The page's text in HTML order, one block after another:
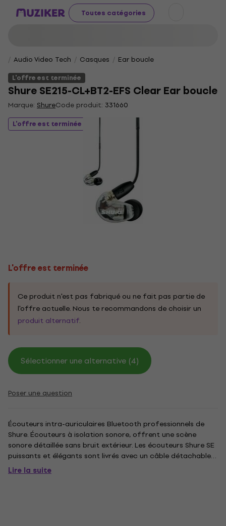
Toutes catégories
Audio Video Tech Casques
Ear boucle
L'offre est terminée
Shure SE215-CL+BT2-EFS Clear Ear boucle
Marque: ShureCode produit: 331660
L'offre est terminée
L'offre est terminée
Ce produit n'est pas fabriqué ou ne fait pas partie de
l'offre actuelle. Nous te recommandons de choisir un
produit alternatif.
Sélectionner une alternative (4)
Poser une question
Écouteurs intra-auriculaires Bluetooth professionnels de
Shure. Écouteurs à isolation sonore, offrent une scène
sonore détaillée sans bruit extérieur. Les écouteurs Shure SE
puissants et élégants sont livrés avec un câble détachable,
un étui de transport durable et des manches isolantes
interchangeables pour un ajustement confortable et...
Lire la suite